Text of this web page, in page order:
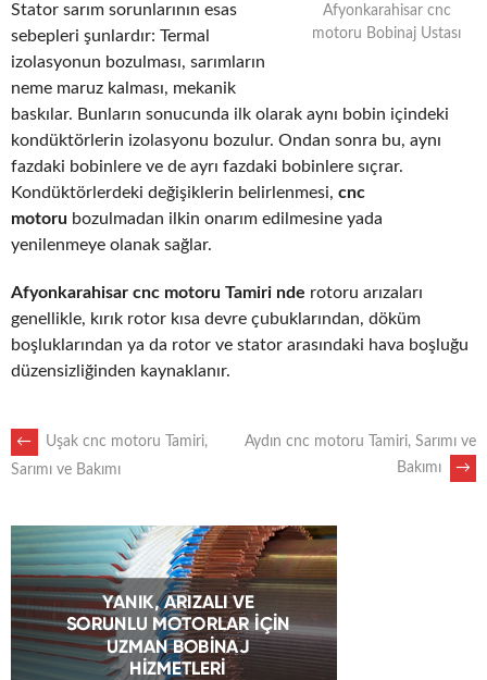
Afyonkarahisar cnc
motoru Bobinaj Ustası
Stator sarım sorunlarının esas
sebepleri şunlardır: Termal
izolasyonun bozulması, sarımların
neme maruz kalması, mekanik
baskılar. Bunların sonucunda ilk olarak aynı bobin içindeki
kondüktörlerin izolasyonu bozulur. Ondan sonra bu, aynı
fazdaki bobinlere ve de ayrı fazdaki bobinlere sıçrar.
Kondüktörlerdeki değişiklerin belirlenmesi, cnc
motoru bozulmadan ilkin onarım edilmesine yada
yenilenmeye olanak sağlar.
Afyonkarahisar cnc motoru Tamiri nde rotoru arızaları
genellikle, kırık rotor kısa devre çubuklarından, döküm
boşluklarından ya da rotor ve stator arasındaki hava boşluğu
düzensizliğinden kaynaklanır.
POST
NAVIGATION
←
Uşak cnc motoru Tamiri,
Sarımı ve Bakımı
Aydın cnc motoru Tamiri, Sarımı ve
Bakımı
→